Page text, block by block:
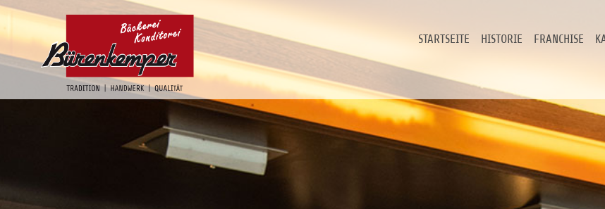
STARTSEITE HISTORIE FRANCHISE